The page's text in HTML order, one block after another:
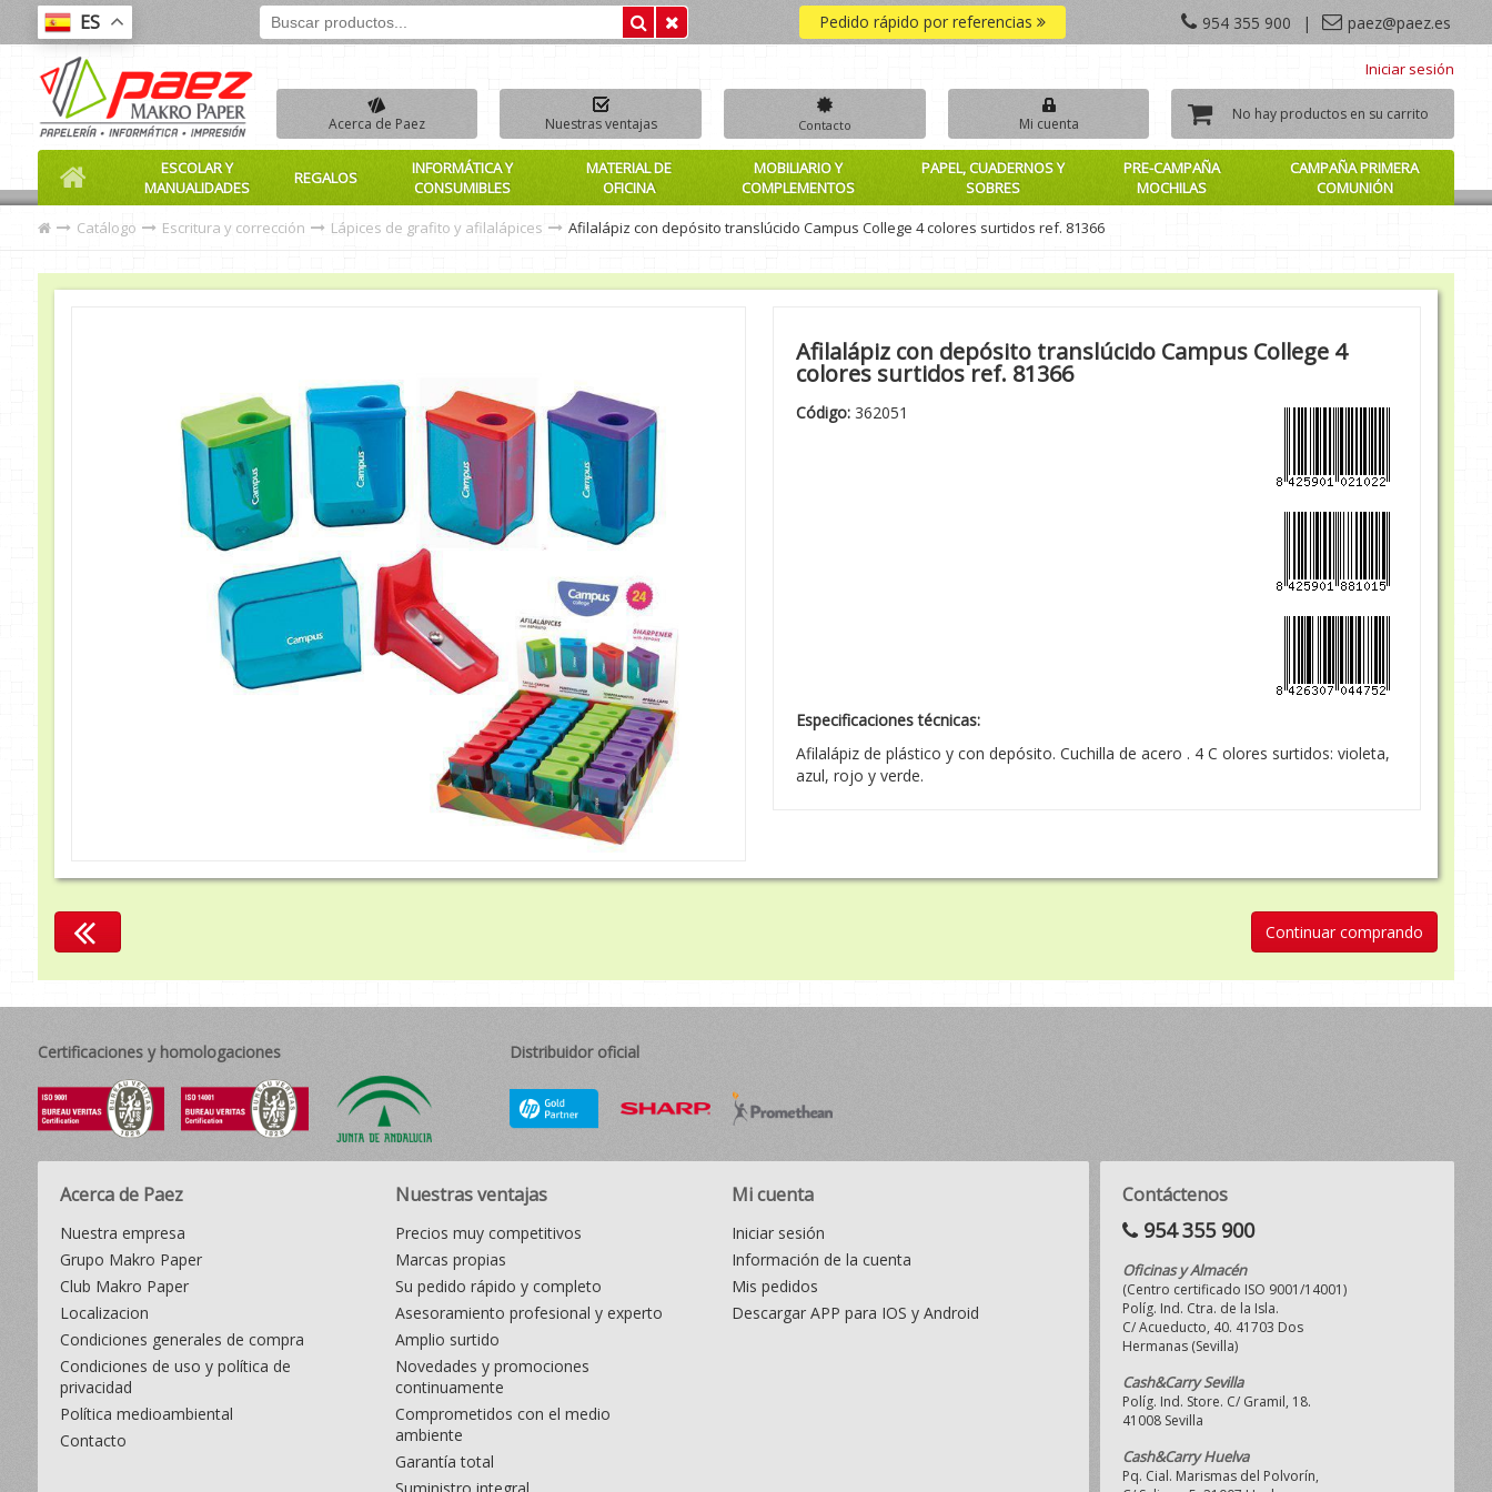
ES 954 355 900 | paez@paez.es
Pedido rápido por referencias
Iniciar sesión
Acerca de Paez Nuestras ventajas Contacto Mi cuenta
No hay productos en su carrito
ESCOLAR Y
MANUALIDADES
REGALOS
INFORMÁTICA Y
CONSUMIBLES
MATERIAL DE
OFICINA
MOBILIARIO Y
COMPLEMENTOS
PAPEL, CUADERNOS Y
SOBRES
PRE-CAMPAÑA
MOCHILAS
CAMPAÑA PRIMERA
COMUNIÓN
Catálogo
Escritura y corrección Lápices de grafito y afilalápices Afilalápiz con depósito translúcido Campus College 4 colores surtidos ref. 81366
Afilalápiz con depósito translúcido Campus College 4
colores surtidos ref. 81366
Código: 362051
Especificaciones técnicas:
Afilalápiz de plástico y con depósito. Cuchilla de acero . 4 C olores surtidos: violeta,
azul, rojo y verde.
Continuar comprando
Certificaciones y homologaciones Distribuidor oficial
Acerca de Paez
Nuestra empresa
Grupo Makro Paper
Club Makro Paper
Localizacion
Condiciones generales de compra
Condiciones de uso y política de
privacidad
Política medioambiental
Contacto
Nuestras ventajas
Precios muy competitivos
Marcas propias
Su pedido rápido y completo
Asesoramiento profesional y experto
Amplio surtido
Novedades y promociones
continuamente
Comprometidos con el medio
ambiente
Garantía total
Mi cuenta
Iniciar sesión
Información de la cuenta
Mis pedidos
Descargar APP para IOS y Android
Contáctenos
954 355 900
Oficinas y Almacén
(Centro certificado ISO 9001/14001)
Políg. Ind. Ctra. de la Isla.
C/ Acueducto, 40. 41703 Dos
Hermanas (Sevilla)
Cash&Carry Sevilla
Políg. Ind. Store. C/ Gramil, 18.
41008 Sevilla
Cash&Carry Huelva
Pq. Cial. Marismas del Polvorín,